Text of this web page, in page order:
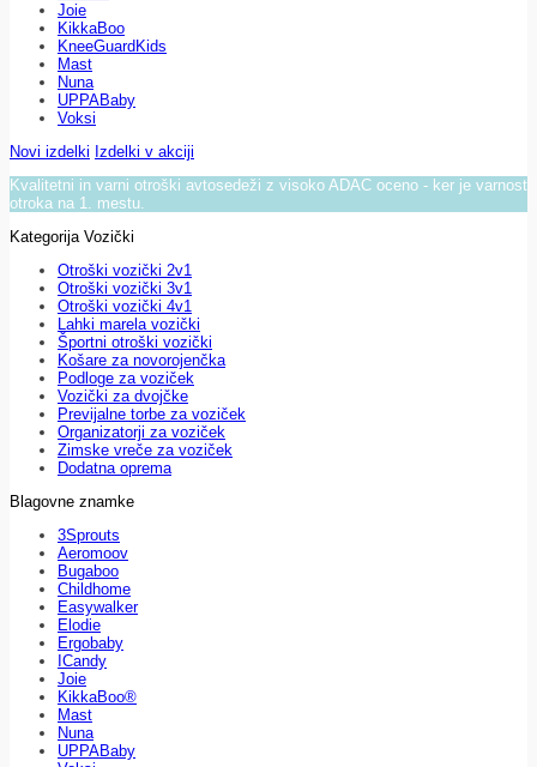
Joie
KikkaBoo
KneeGuardKids
Mast
Nuna
UPPABaby
Voksi
Novi izdelki Izdelki v akciji
Kvalitetni in varni otroški avtosedeži z visoko ADAC oceno - ker je varnost
otroka na 1. mestu.
Kategorija Vozički
Otroški vozički 2v1
Otroški vozički 3v1
Otroški vozički 4v1
Lahki marela vozički
Športni otroški vozički
Košare za novorojenčka
Podloge za voziček
Vozički za dvojčke
Previjalne torbe za voziček
Organizatorji za voziček
Zimske vreče za voziček
Dodatna oprema
Blagovne znamke
3Sprouts
Aeromoov
Bugaboo
Childhome
Easywalker
Elodie
Ergobaby
ICandy
Joie
KikkaBoo®
Mast
Nuna
UPPABaby